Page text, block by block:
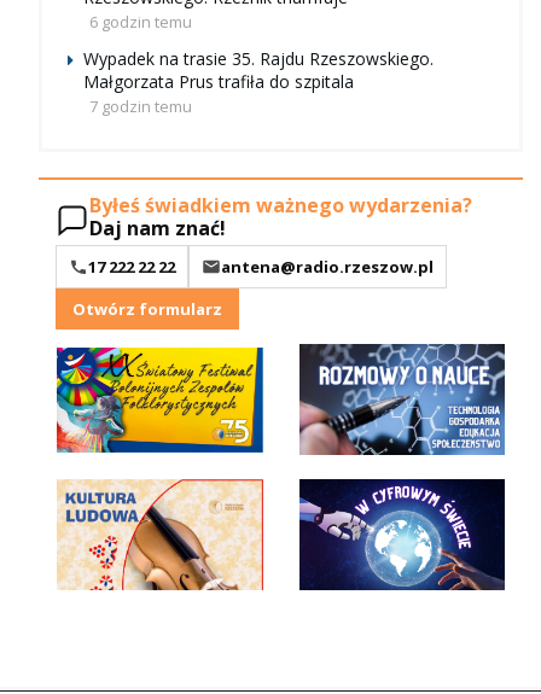
6 godzin temu
Wypadek na trasie 35. Rajdu Rzeszowskiego.
Małgorzata Prus trafiła do szpitala
7 godzin temu
Byłeś świadkiem ważnego wydarzenia?
Daj nam znać!
17 222 22 22
antena@radio.rzeszow.pl
Otwórz formularz